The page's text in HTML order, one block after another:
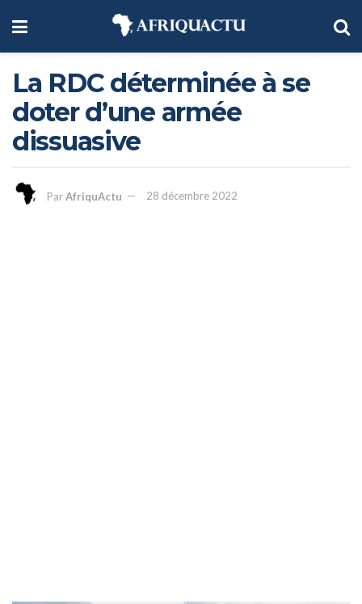
La RDC déterminée à se
doter d’une armée
dissuasive
ParAfriquActu 28 décembre 2022